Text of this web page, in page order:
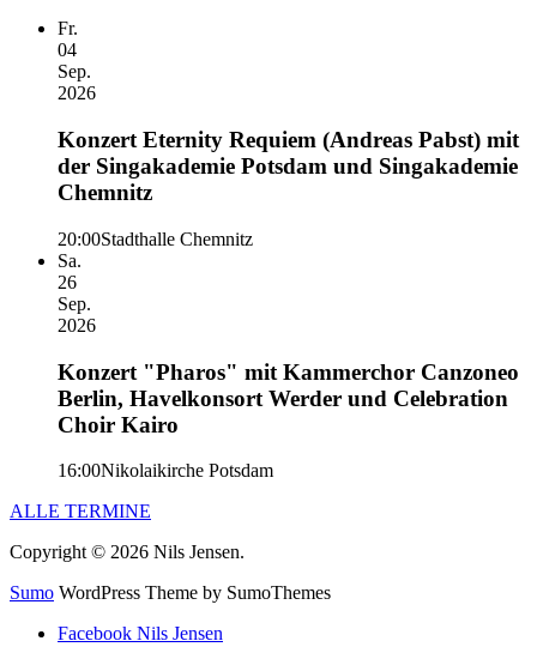
Fr.
04
Sep.
2026
Konzert Eternity Requiem (Andreas Pabst) mit
der Singakademie Potsdam und Singakademie
Chemnitz
20:00Stadthalle Chemnitz
Sa.
26
Sep.
2026
Konzert "Pharos" mit Kammerchor Canzoneo
Berlin, Havelkonsort Werder und Celebration
Choir Kairo
16:00Nikolaikirche Potsdam
ALLE TERMINE
Copyright © 2026 Nils Jensen.
Sumo WordPress Theme by SumoThemes
Facebook Nils Jensen